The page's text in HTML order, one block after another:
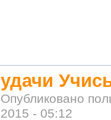
удачи
Опубликовано
2015 - 05:12